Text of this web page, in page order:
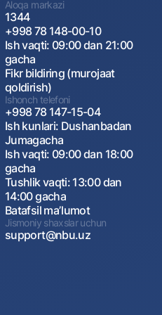
Aloqa markazi
1344
+998 78 148-00-10
Ish vaqti: 09:00 dan 21:00
gacha
Fikr bildiring (murojaat
qoldirish)
Ishonch telefoni
+998 78 147-15-04
Ish kunlari: Dushanbadan
Jumagacha
Ish vaqti: 09:00 dan 18:00
gacha
Tushlik vaqti: 13:00 dan
14:00 gacha
Batafsil maʼlumot
Jismoniy shaxslar uchun
support@nbu.uz